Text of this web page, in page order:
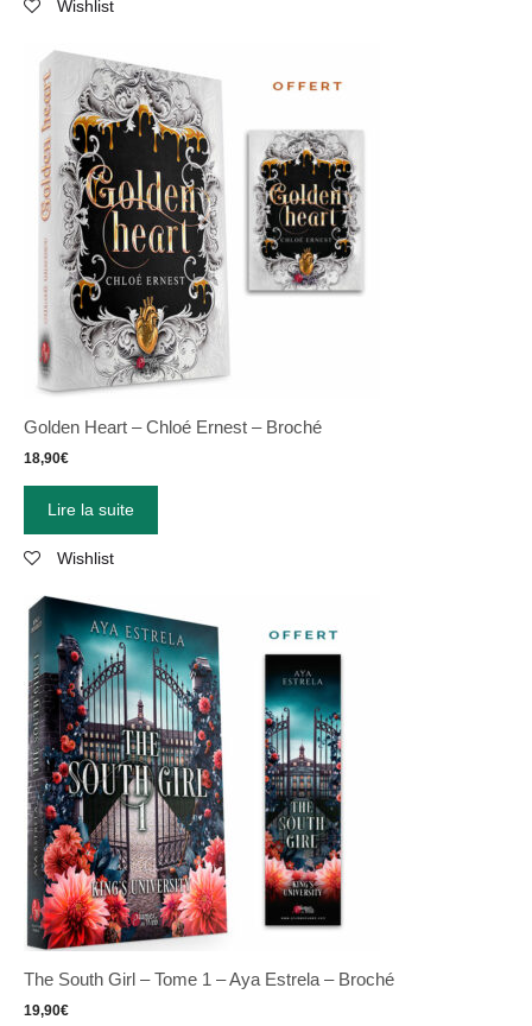
Wishlist
Golden Heart – Chloé Ernest – Broché
18,90€
Lire la suite
Wishlist
The South Girl – Tome 1 – Aya Estrela – Broché
19,90€